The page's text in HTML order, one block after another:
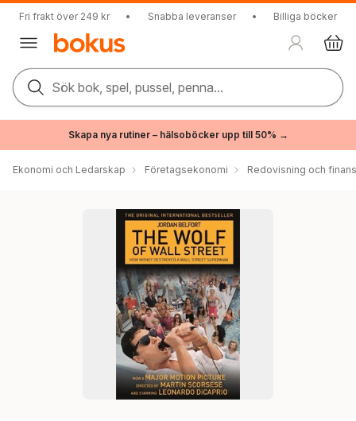
Fri frakt över 249 kr • Snabba leveranser • Billiga böcker
Sök bok, spel, pussel, penna...
Skapa nya rutiner – hälsoböcker upp till 50% →
Ekonomi och Ledarskap Företagsekonomi Redovisning och